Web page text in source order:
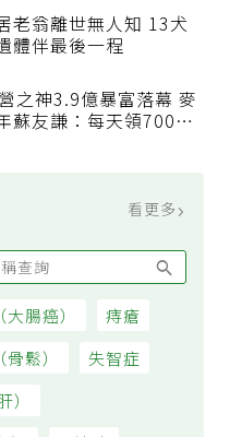
老翁離世無人知 13犬
遺體伴最後一程
之神3.9億暴富落幕 麥